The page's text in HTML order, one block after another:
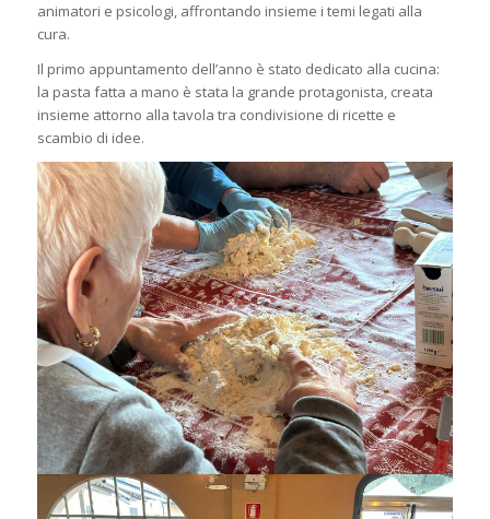
animatori e psicologi, affrontando insieme i temi legati alla
cura.
Il primo appuntamento dell’anno è stato dedicato alla cucina:
la pasta fatta a mano è stata la grande protagonista, creata
insieme attorno alla tavola tra condivisione di ricette e
scambio di idee.